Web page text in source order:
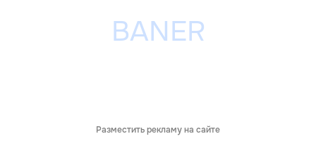
Разместить рекламу на сайте